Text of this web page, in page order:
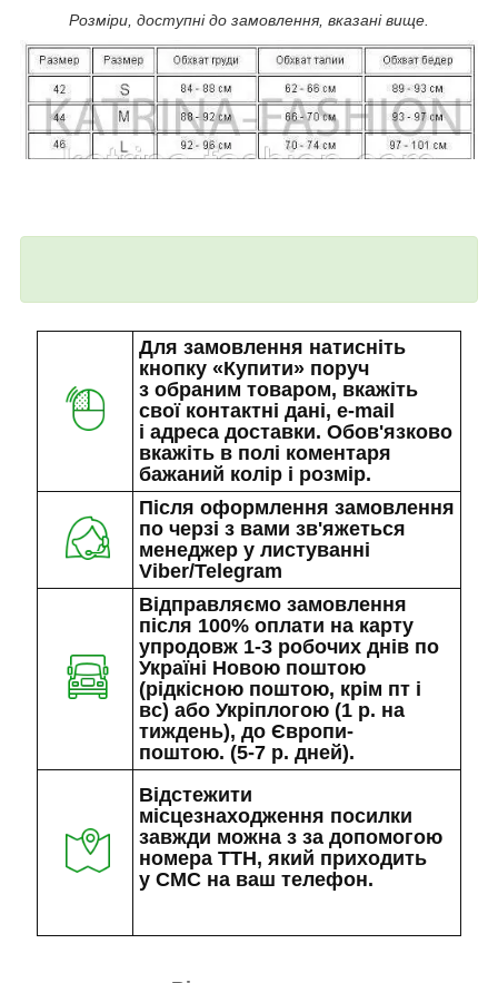
Розміри, доступні до замовлення, вказані вище.
Для замовлення натисніть
кнопку «Купити» поруч
з обраним товаром, вкажіть
свої контактні дані, e-mail
і адреса доставки. Обов'язково
вкажіть в полі коментаря
бажаний колір і розмір.
Після оформлення замовлення
по черзі з вами зв'яжеться
менеджер у листуванні
Viber/Telegram
Відправляємо замовлення
після 100% оплати на карту
упродовж 1-3 робочих днів по
Україні Новою поштою
(рідкісною поштою, крім пт і
вс) або Укріплогою (1 р. на
тиждень), до Європи-
поштою. (5-7 р. дней).
Відстежити
місцезнаходження посилки
завжди можна з за допомогою
номера ТТН, який приходить
у СМС на ваш телефон.